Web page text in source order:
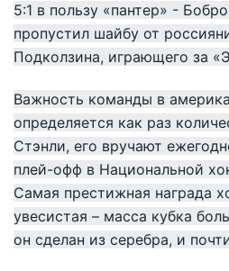
5:1 в пользу «пантер» -
пропустил шайбу от
Подколзина, играющего за
Важность команды в
определяется как раз
Стэнли, его вручают
плей-офф в Национальной
Самая престижная награда
увесистая – масса кубка
он сделан из серебра, и